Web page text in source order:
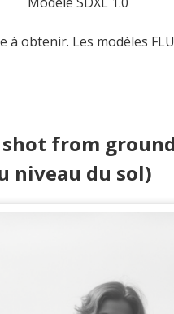
obtenir. Les modèles
from
niveau du sol)